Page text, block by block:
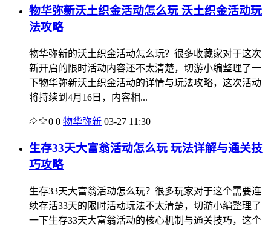
物华弥新沃土织金活动怎么玩 沃土织金活动玩
法攻略
物华弥新的沃土织金活动怎么玩？很多收藏家对于这次
新开启的限时活动内容还不太清楚，切游小编整理了一
下物华弥新沃土织金活动的详情与玩法攻略，这次活动
将持续到4月16日，内容相...
0 0 物华弥新 03-27 11:30
生存33天大富翁活动怎么玩 玩法详解与通关技
巧攻略
生存33天大富翁活动怎么玩？很多玩家对于这个需要连
续存活33天的限时活动玩法不太清楚，切游小编整理了
一下生存33天大富翁活动的核心机制与通关技巧，这个